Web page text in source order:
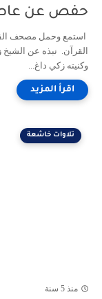
حفص عن
استمع وحمل مصحف
القرآن. نبذه عن
وكنيته زكي داغ...
تلاوات خاشعة
منذ 5 سنة